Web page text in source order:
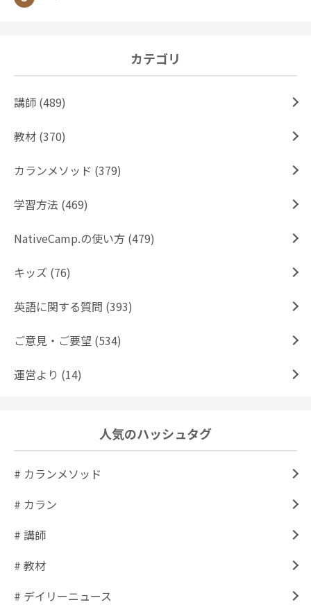
カテゴリ
講師 (489)
教材 (370)
カランメソッド (379)
学習方法 (469)
NativeCamp.の使い方 (479)
キッズ (76)
英語に関する質問 (393)
ご意見・ご要望 (534)
運営より (14)
人気のハッシュタグ
# カランメソッド
# カラン
# 講師
# 教材
# デイリーニュース